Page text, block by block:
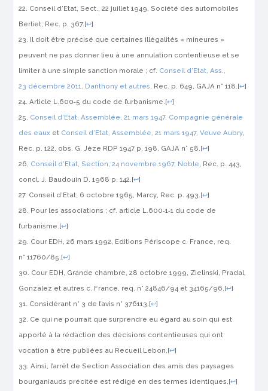
Conseil d’Etat, Sect., 22 juillet 1949, Société des automobiles
Berliet, Rec. p. 367.[↩]
Il doit être précisé que certaines illégalités « mineures »
peuvent ne pas donner lieu à une annulation contentieuse et se
limiter à une simple sanction morale ; cf. Conseil d’Etat, Ass.,
23 décembre 2011, Danthony et autres, Rec. p. 649, GAJA n° 118.[↩]
Article L.600‑5 du code de l’urbanisme.[↩]
Conseil d’Etat, Assemblée, 21 mars 1947, Compagnie générale
des eaux et Conseil d’Etat, Assemblée, 21 mars 1947,Veuve Aubry,
Rec. p. 122, obs. G. Jèze RDP 1947 p. 198, GAJA n° 58.[↩]
Conseil d’Etat, Section, 24 novembre 1967, Noble, Rec. p. 443,
concl. J. Baudouin D. 1968 p. 142.[↩]
Conseil d’Etat, 6 octobre 1965, Marcy, Rec. p. 493.[↩]
Pour les associations ; cf. article L.600‑1‑1 du code de
l’urbanisme.[↩]
Cour EDH, 26 mars 1992, Editions Périscope c. France, req.
n° 11760/85.[↩]
Cour EDH, Grande chambre, 28 octobre 1999, Zielinski, Pradal,
Gonzalez et autres c. France, req. n° 24846/94 et 34165/96.[↩]
Considérant n° 3 de l’avis n° 376113.[↩]
Ce qui ne pourrait que surprendre eu égard au soin qui est
apporté à la rédaction des décisions contentieuses qui ont
vocation à être publiées au Recueil Lebon.[↩]
Ainsi, l’arrêt de SectionAssociation des amis des paysages
bourganiauds précitée est rédigé en des termes identiques.[↩]